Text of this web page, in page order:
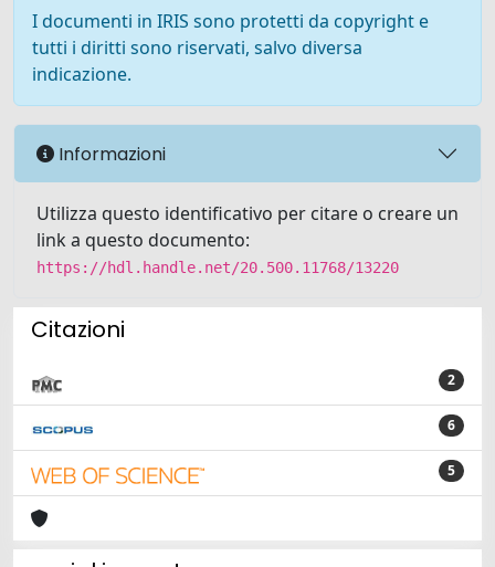
I documenti in IRIS sono protetti da copyright e
tutti i diritti sono riservati, salvo diversa
indicazione.
Informazioni
Utilizza questo identificativo per citare o creare un
link a questo documento:
https://hdl.handle.net/20.500.11768/13220
Citazioni
2
6
5